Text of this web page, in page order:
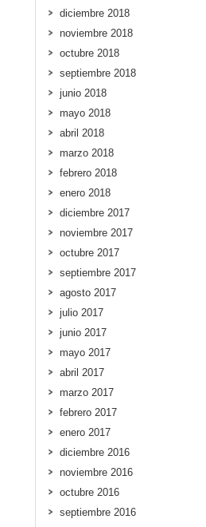
diciembre 2018
noviembre 2018
octubre 2018
septiembre 2018
junio 2018
mayo 2018
abril 2018
marzo 2018
febrero 2018
enero 2018
diciembre 2017
noviembre 2017
octubre 2017
septiembre 2017
agosto 2017
julio 2017
junio 2017
mayo 2017
abril 2017
marzo 2017
febrero 2017
enero 2017
diciembre 2016
noviembre 2016
octubre 2016
septiembre 2016